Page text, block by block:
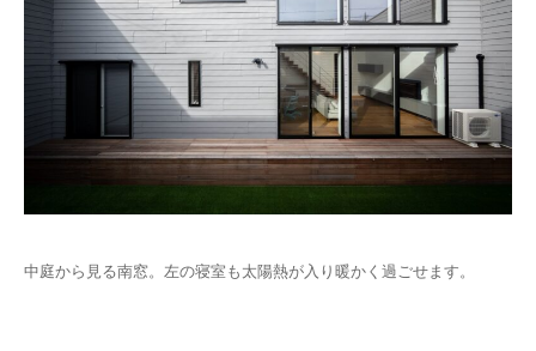
中庭から見る南窓。左の寝室も太陽熱が入り暖かく過ごせます。